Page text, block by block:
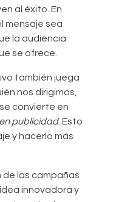
al éxito. En
mensaje sea
la audiencia
se ofrece.
también juega
nos dirigimos,
convierte en
publicidad. Esto
y hacerlo más
las campañas
innovadora y